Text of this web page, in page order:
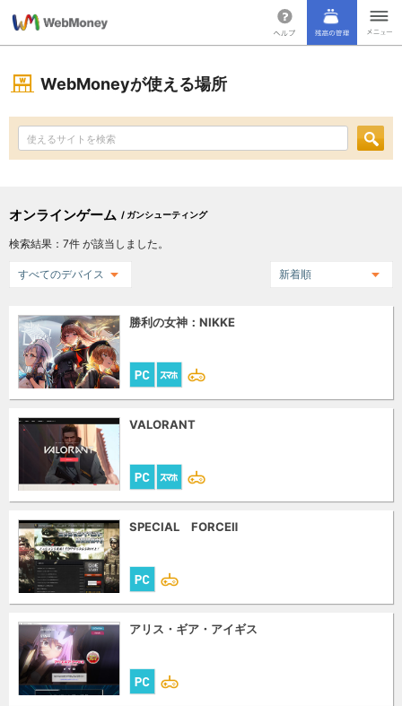
WebMoneyが使える場所
オンラインゲーム / ガンシューティング
検索結果： 7件 が該当しました。
すべてのデバイス 新着順
勝利の女神：NIKKE
VALORANT
SPECIAL FORCEⅡ
アリス・ギア・アイギス